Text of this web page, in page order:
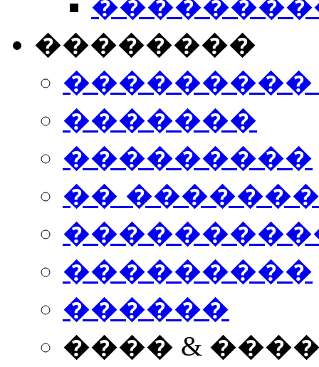
��������
���������
�������
���������
��
���������
������
���� &